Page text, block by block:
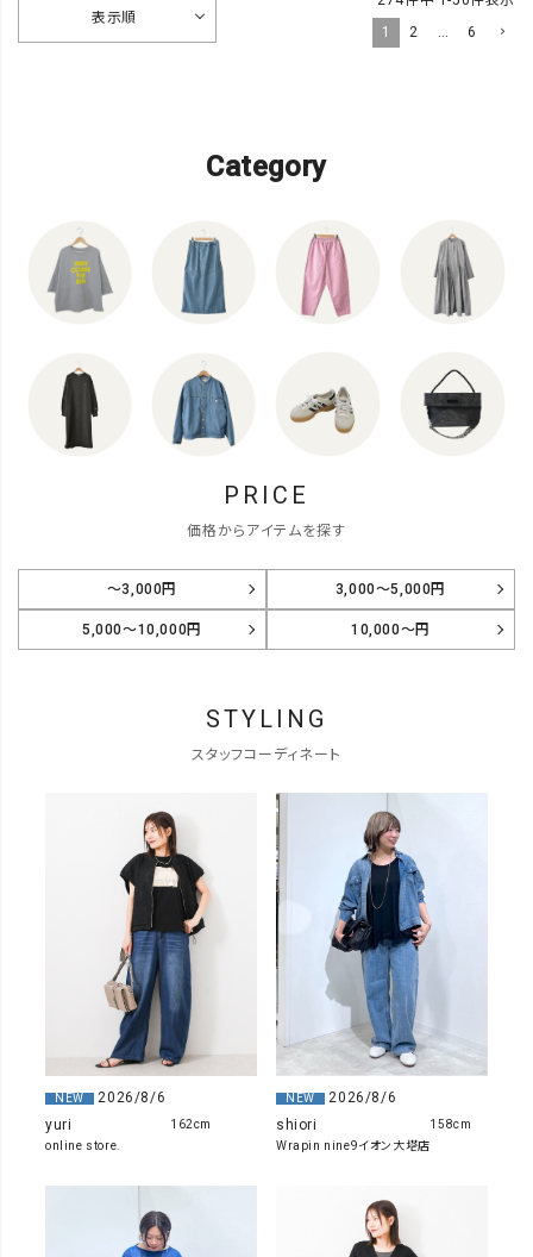
表示順
1
2 6
Category
PRICE
価格からアイテムを探す
～3,000円 3,000～5,000円
5,000～10,000円 10,000～円
STYLING
スタッフコーディネート
NEW
2026/8/6
yuri
online store.
162cm
NEW
2026/8/6
shiori
Wrapin nine9イオン大塔店
158cm